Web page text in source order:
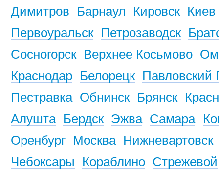
Димитров Барнаул Кировск Киев
Первоуральск Петрозаводск
Сосногорск Верхнее Косьмово
Краснодар Белорецк Павловский
Пестравка Обнинск Брянск
Алушта Бердск Эжва Самара
Оренбург Москва Нижневартовск
Чебоксары Кораблино Стрежевой